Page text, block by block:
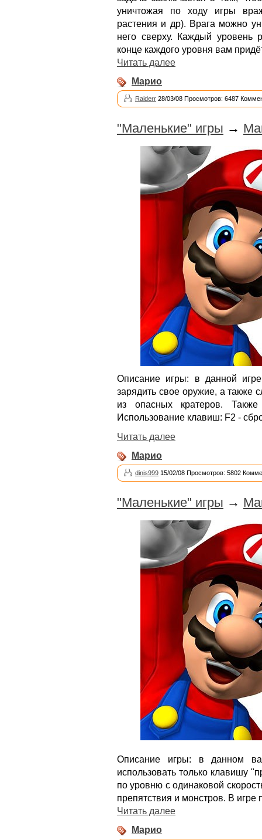
уничтожая по ходу игры
растения и др). Врага можно
него сверху. Каждый уровень
конце каждого уровня вам
Читать далее
Марио
Raiderr 28/03/08 Просмотров: 6487
"Маленькие" игры →
Описание игры: в данной
зарядить свое оружие, а также
из опасных кратеров. Также
Использование клавиш: F2 -
Читать далее
Марио
dinis999 15/02/08 Просмотров: 5802
"Маленькие" игры →
Описание игры: в данном
использовать только клавишу
по уровню с одинаковой
препятствия и монстров. В игре
Читать далее
Марио